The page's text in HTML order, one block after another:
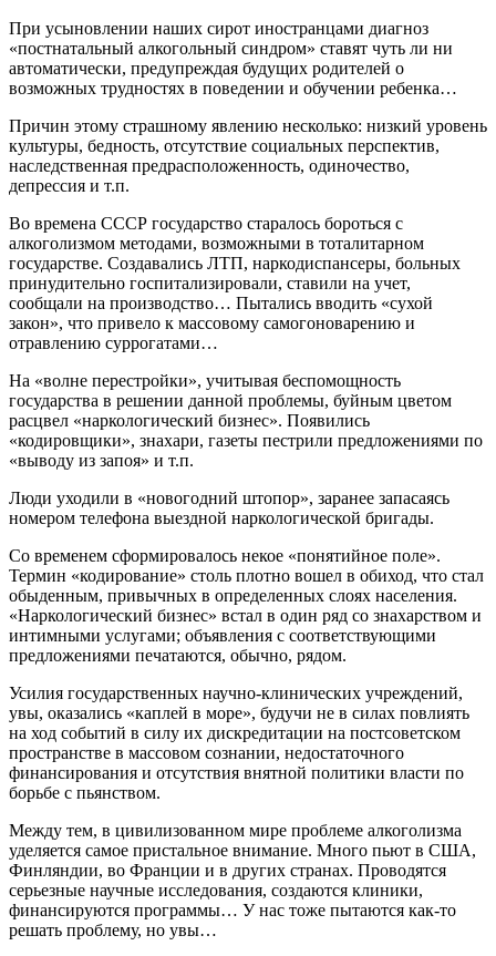
При усыновлении наших сирот иностранцами диагноз
«постнатальный алкогольный синдром» ставят чуть ли ни
автоматически, предупреждая будущих родителей о
возможных трудностях в поведении и обучении ребенка…
Причин этому страшному явлению несколько: низкий уровень
культуры, бедность, отсутствие социальных перспектив,
наследственная предрасположенность, одиночество,
депрессия и т.п.
Во времена СССР государство старалось бороться с
алкоголизмом методами, возможными в тоталитарном
государстве. Создавались ЛТП, наркодиспансеры, больных
принудительно госпитализировали, ставили на учет,
сообщали на производство… Пытались вводить «сухой
закон», что привело к массовому самогоноварению и
отравлению суррогатами…
На «волне перестройки», учитывая беспомощность
государства в решении данной проблемы, буйным цветом
расцвел «наркологический бизнес». Появились
«кодировщики», знахари, газеты пестрили предложениями по
«выводу из запоя» и т.п.
Люди уходили в «новогодний штопор», заранее запасаясь
номером телефона выездной наркологической бригады.
Со временем сформировалось некое «понятийное поле».
Термин «кодирование» столь плотно вошел в обиход, что стал
обыденным, привычных в определенных слоях населения.
«Наркологический бизнес» встал в один ряд со знахарством и
интимными услугами; объявления с соответствующими
предложениями печатаются, обычно, рядом.
Усилия государственных научно-клинических учреждений,
увы, оказались «каплей в море», будучи не в силах повлиять
на ход событий в силу их дискредитации на постсоветском
пространстве в массовом сознании, недостаточного
финансирования и отсутствия внятной политики власти по
борьбе с пьянством.
Между тем, в цивилизованном мире проблеме алкоголизма
уделяется самое пристальное внимание. Много пьют в США,
Финляндии, во Франции и в других странах. Проводятся
серьезные научные исследования, создаются клиники,
финансируются программы… У нас тоже пытаются как-то
решать проблему, но увы…